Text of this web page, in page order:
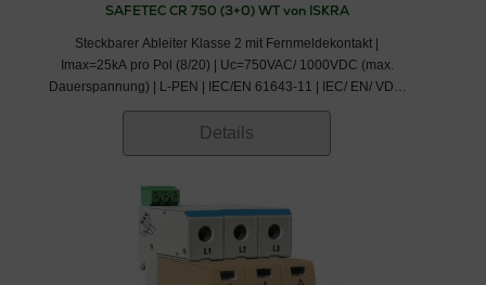
SAFETEC CR 750 (3+0) WT von ISKRA
Steckbarer Ableiter Klasse 2 mit Fernmeldekontakt |
Imax=25kA pro Pol (8/20) | Uc=750VAC/ 1000VDC (max.
Dauerspannung) | L-PEN | IEC/EN 61643-11 | IEC/ EN/ VDE:
Klasse II/ Typ 2/ C
Details